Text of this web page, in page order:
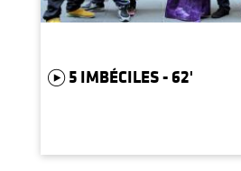
5 IMBÉCILES - 62'